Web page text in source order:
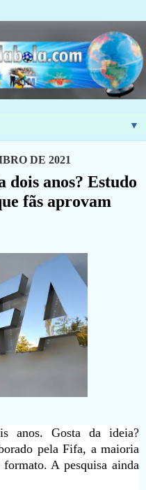
▼
DE 2021
dois anos? Estudo
fãs aprovam
anos. Gosta da ideia?
pela Fifa, a maioria
A pesquisa ainda